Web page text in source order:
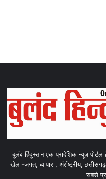
बुलंद हिंदुस्तान एक प्रादेशिक न्यूज़
खेल -जगत, व्यापार , अंर्राष्ट्रीय,
सबसे